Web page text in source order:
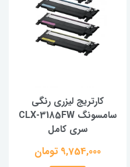
کارتریج لیزری رنگی
سامسونگ CLX-3185FW
سری کامل
9,754,000 تومان